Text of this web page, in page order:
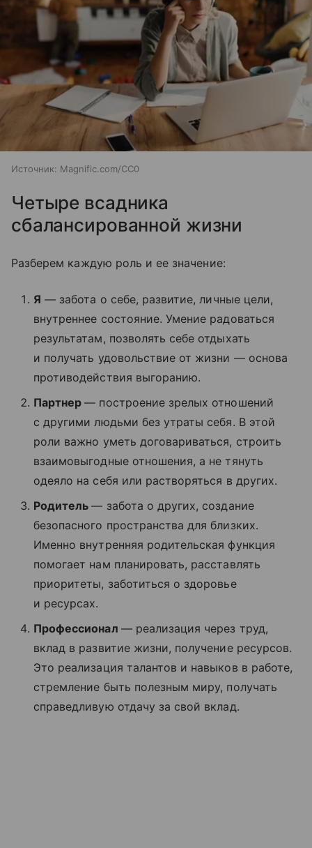
Источник: Magnific.com/CC0
Четыре всадника
сбалансированной жизни
Разберем каждую роль и ее значение:
Я — забота о себе, развитие, личные цели,
внутреннее состояние. Умение радоваться
результатам, позволять себе отдыхать
и получать удовольствие от жизни — основа
противодействия выгоранию.
Партнер— построение зрелых отношений
с другими людьми без утраты себя. В этой
роли важно уметь договариваться, строить
взаимовыгодные отношения, а не тянуть
одеяло на себя или растворяться в других.
Родитель— забота о других, создание
безопасного пространства для близких.
Именно внутренняя родительская функция
помогает нам планировать, расставлять
приоритеты, заботиться о здоровье
и ресурсах.
Профессионал — реализация через труд,
вклад в развитие жизни, получение ресурсов.
Это реализация талантов и навыков в работе,
стремление быть полезным миру, получать
справедливую отдачу за свой вклад.